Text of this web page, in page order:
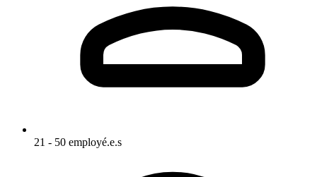
21 - 50 employé.e.s